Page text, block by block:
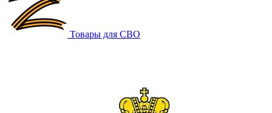
Товары для СВО